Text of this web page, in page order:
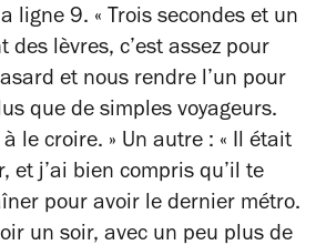
ligne 9. « Trois secondes et un
des lèvres, c’est assez pour
et nous rendre l’un pour
que de simples voyageurs.
le croire. » Un autre : « Il était
et j’ai bien compris qu’il te
pour avoir le dernier métro.
un soir, avec un peu plus de